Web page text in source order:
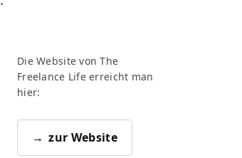
Die Website von The
Freelance Life erreicht man
hier:
zur Website